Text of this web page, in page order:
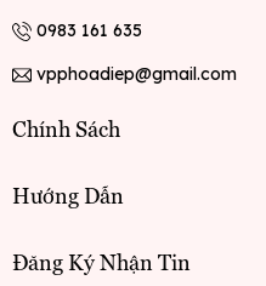
Thanh
Fastener
Xuất xứ
0983 161 635
vpphoadiep@gmail.com
Chính Sách
Hướng Dẫn
Đăng Ký Nhận Tin